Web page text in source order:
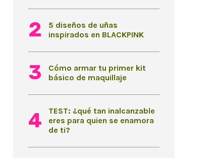
5 diseños de uñas
inspirados en BLACKPINK
Cómo armar tu primer kit
básico de maquillaje
TEST: ¿qué tan inalcanzable
eres para quien se enamora
de ti?